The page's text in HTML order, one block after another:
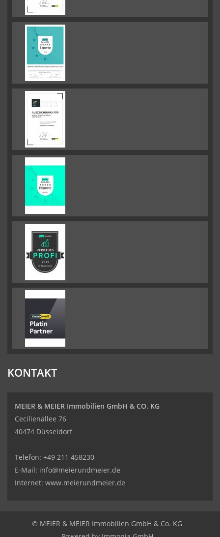
KONTAKT
MEIER & MEIER Immobilien GmbH & CO. KG
Cecilienallee 76
40474 Düsseldorf
Telefon: +49 211 458230
E-Mail: info@meierundmeier.de
Internet: www.meierundmeier.de
© MEIER & MEIER Immobilien GmbH & Co. KG